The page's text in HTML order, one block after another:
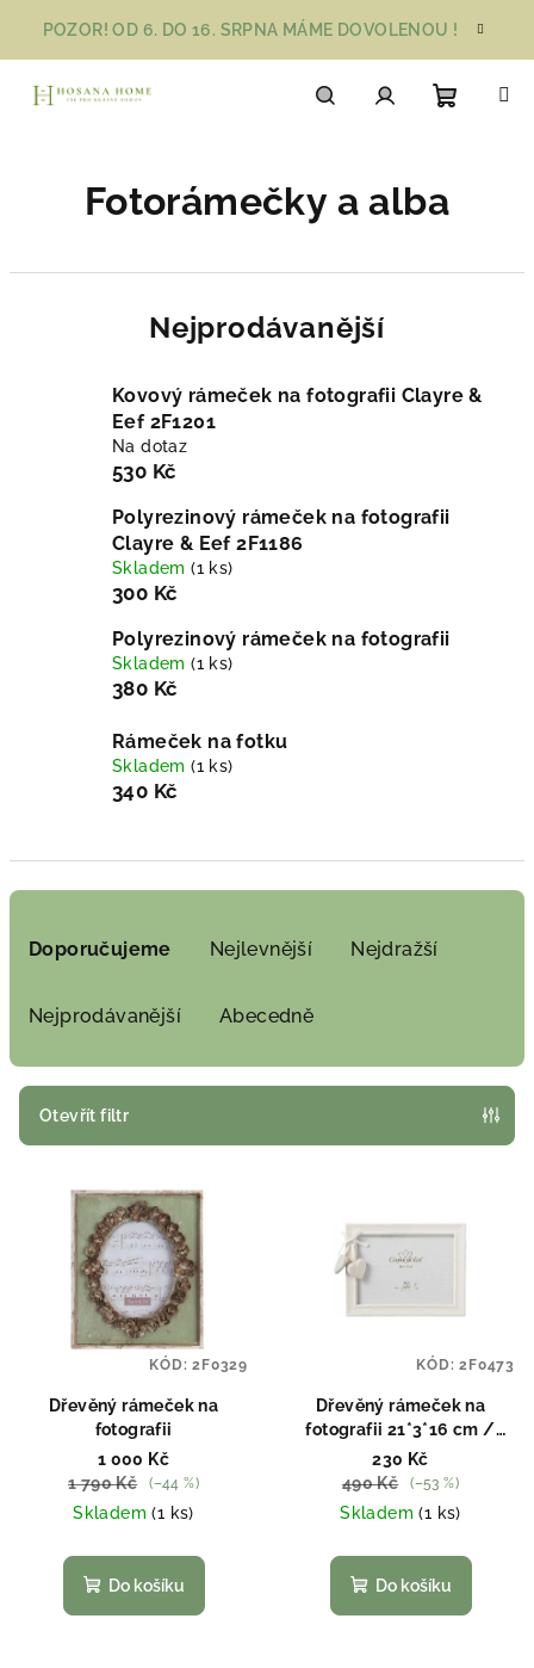
obsah
POZOR! OD 6. DO 16. SRPNA MÁME DOVOLENOU !
košík
Fotorámečky a alba
Nejprodávanější
Kovový rámeček na fotografii Clayre &
Eef 2F1201
Na dotaz
530 Kč
Polyrezinový rámeček na fotografii
Clayre & Eef 2F1186
Skladem(1 ks)
300 Kč
Polyrezinový rámeček na fotografii
Skladem(1 ks)
380 Kč
Rámeček na fotku
Skladem(1 ks)
340 Kč
r
Doporučujeme Nejlevnější Nejdražší
Nejprodávanější Abecedně
Otevřít filtr
Dřevěný rámeček na
fotografii
1 000 Kč
1 790 Kč
(–44 %)
Skladem(1 ks)
Do košíku
KÓD:2F0329
Dřevěný rámeček na
fotografii 21*3*16 cm /
18*13 cm
230 Kč
490 Kč
(–53 %)
Skladem(1 ks)
Do košíku
KÓD:2F0473